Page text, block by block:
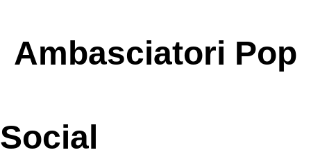
Ambasciatori Pop
Social